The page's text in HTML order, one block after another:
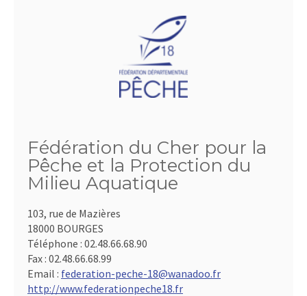
Fédération du Cher pour la
Pêche et la Protection du
Milieu Aquatique
103, rue de Mazières
18000 BOURGES
Téléphone : 02.48.66.68.90
Fax : 02.48.66.68.99
Email : federation-peche-18@wanadoo.fr
http://www.federationpeche18.fr